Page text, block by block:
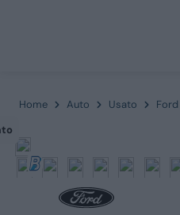
Home Auto Usato